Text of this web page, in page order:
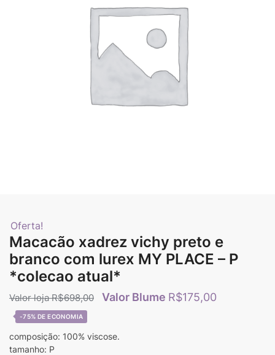
Oferta!
Macacão xadrez vichy preto e
branco com lurex MY PLACE – P
*colecao atual*
R$698,00 R$175,00
-75%
composição: 100% viscose.
tamanho: P